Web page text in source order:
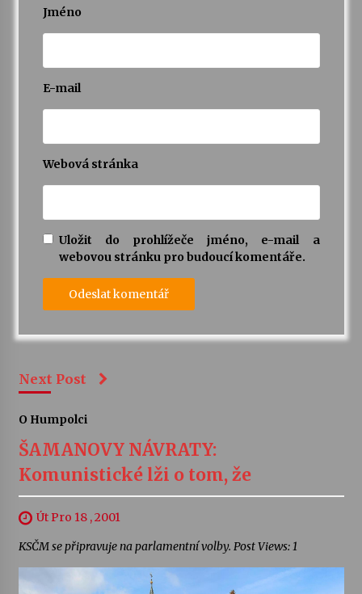
Jméno
E-mail
Webová stránka
Uložit do prohlížeče jméno, e-mail a
webovou stránku pro budoucí komentáře.
Next Post
O Humpolci
ŠAMANOVY NÁVRATY:
Komunistické lži o tom, že
Út Pro 18 , 2001
KSČM se připravuje na parlamentní volby. Post Views: 1